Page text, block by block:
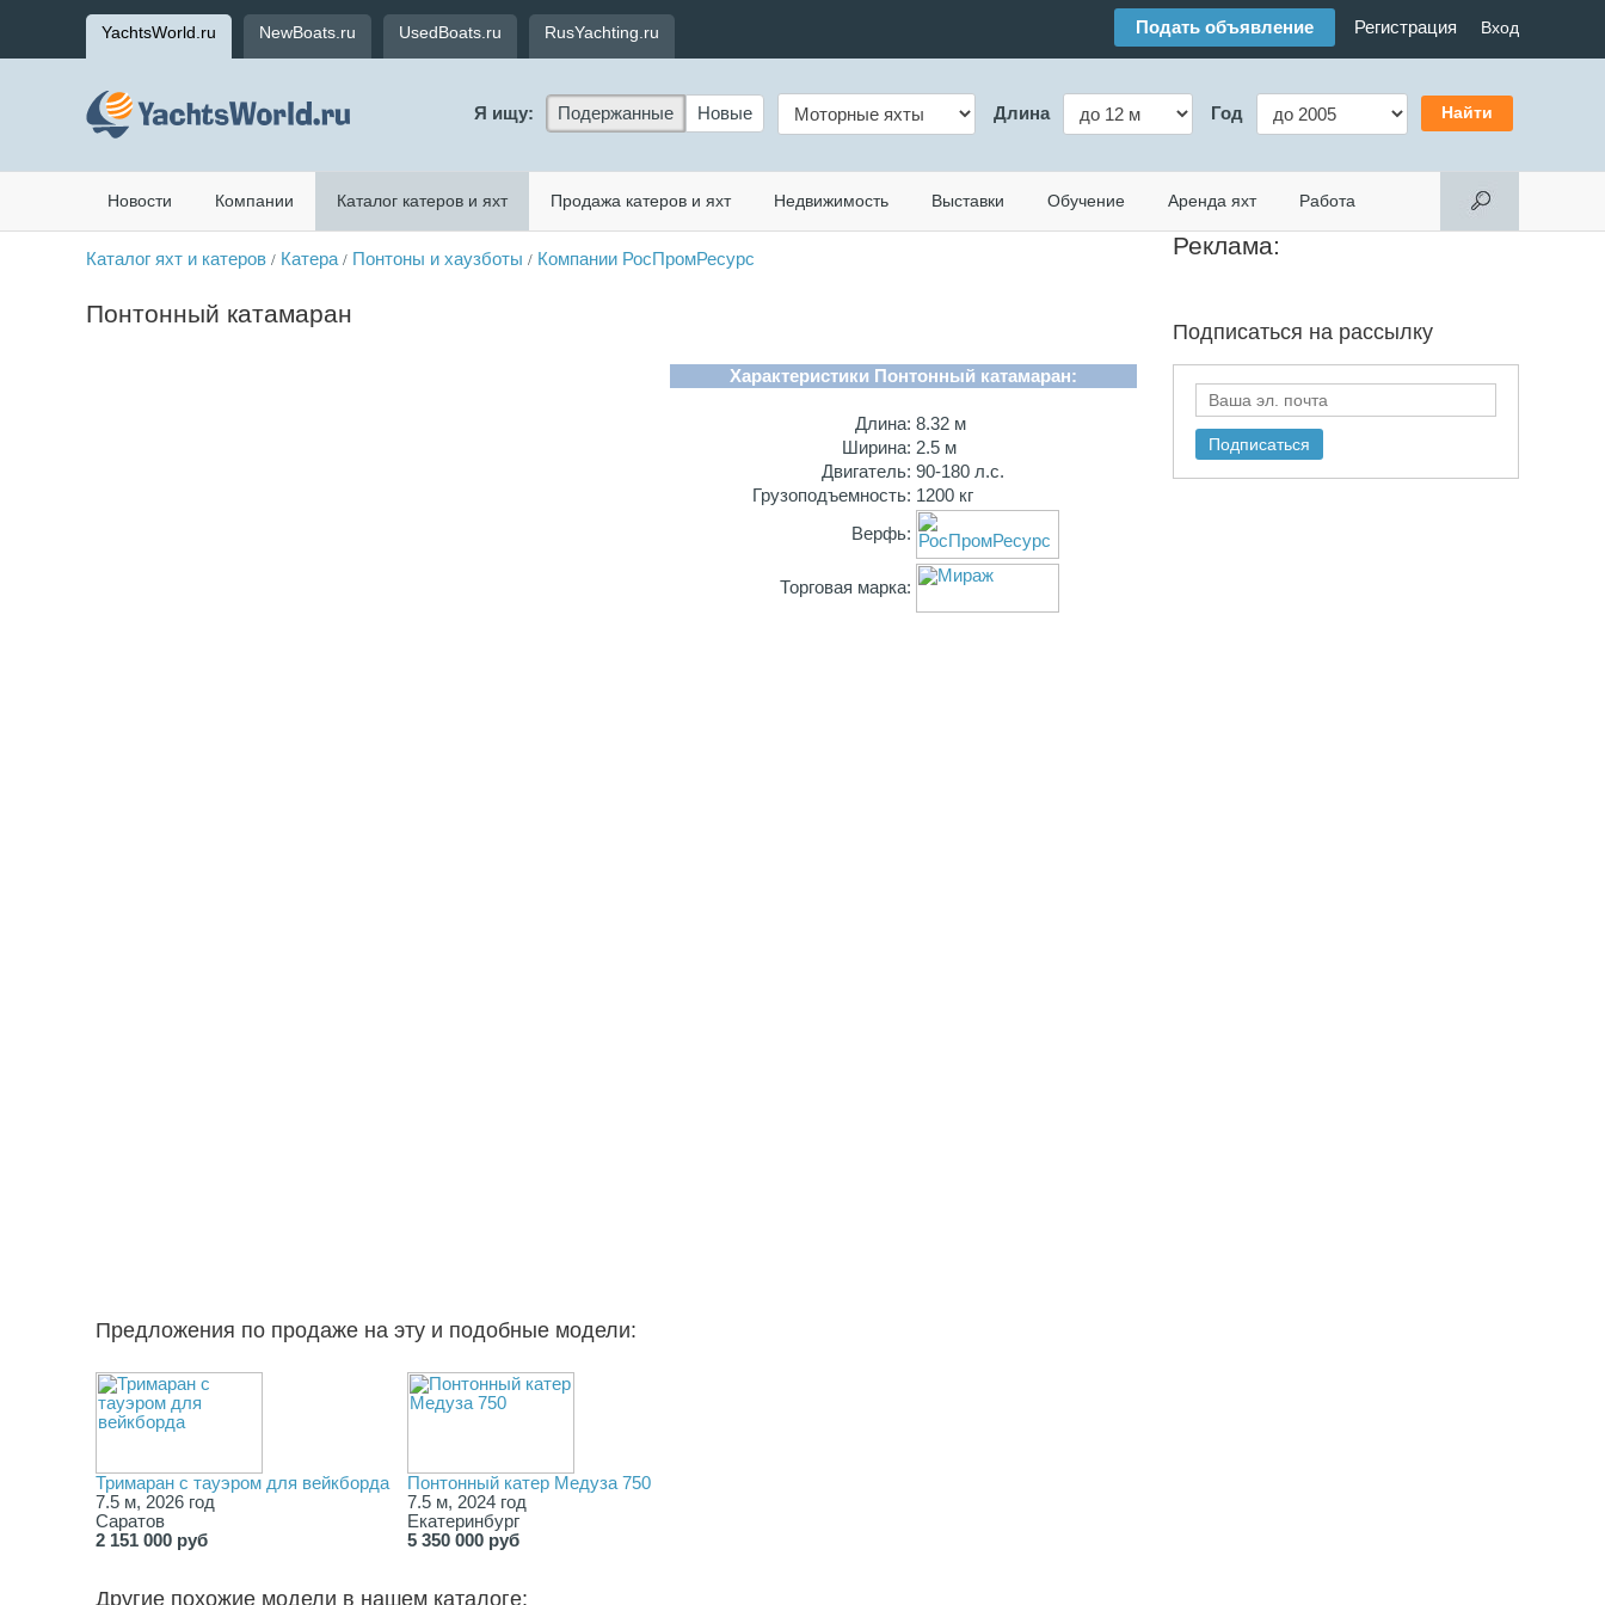
YachtsWorld.ru NewBoats.ru UsedBoats.ru RusYachting.ru Подать объявление Регистрация Вход
Я ищу: Подержанные Новые Длина Год
Новости Компании Каталог катеров и яхт Продажа катеров и яхт Недвижимость Выставки Обучение Аренда яхт Работа
Каталог яхт и катеров / Катера / Понтоны и хаузботы / Компании РосПромРесурс
Понтонный катамаран
Характеристики Понтонный катамаран:
Длина: 8.32 м
Ширина: 2.5 м
Двигатель: 90-180 л.с.
Грузоподъемность: 1200 кг
Верфь:
Торговая марка:
Предложения по продаже на эту и подобные модели:
Тримаран с тауэром для вейкборда
7.5 м, 2026 год
Саратов
2 151 000 руб
Понтонный катер Медуза 750
7.5 м, 2024 год
Екатеринбург
5 350 000 руб
Другие похожие модели в нашем каталоге:
Реклама:
Подписаться на рассылку